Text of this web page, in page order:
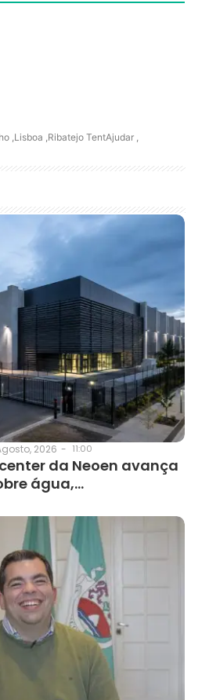
Lisboa Ribatejo TentAjudar
2026 - 11:00
da Neoen avança
água,…